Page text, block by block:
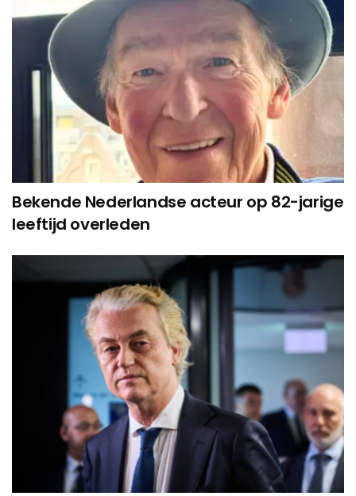
Bekende Nederlandse acteur op 82-jarige
leeftijd overleden